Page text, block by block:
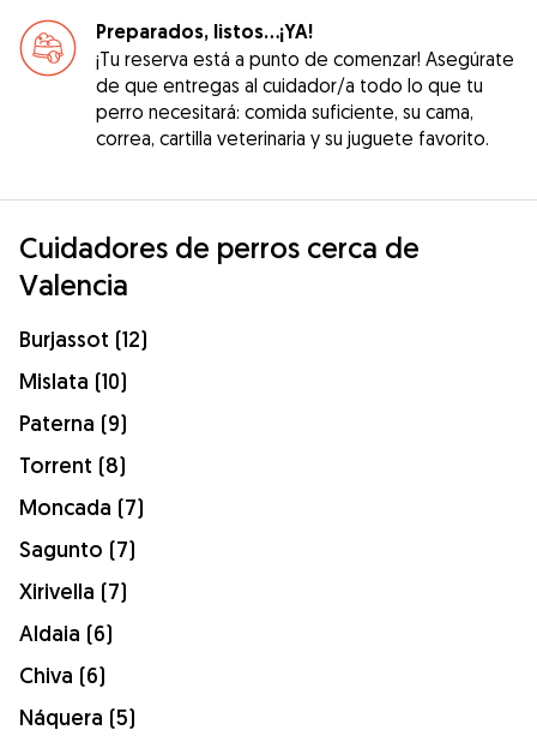
Preparados, listos...¡YA!
¡Tu reserva está a punto de comenzar! Asegúrate
de que entregas al cuidador/a todo lo que tu
perro necesitará: comida suficiente, su cama,
correa, cartilla veterinaria y su juguete favorito.
Cuidadores de perros cerca de
Valencia
Burjassot (12)
Mislata (10)
Paterna (9)
Torrent (8)
Moncada (7)
Sagunto (7)
Xirivella (7)
Aldaia (6)
Chiva (6)
Náquera (5)